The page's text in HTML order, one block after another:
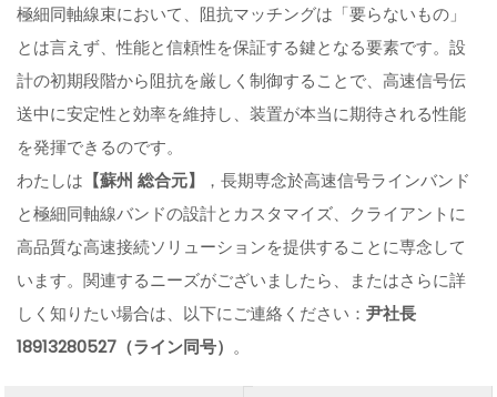
極細同軸線束において、阻抗マッチングは「要らないもの」
とは言えず、性能と信頼性を保証する鍵となる要素です。設
計の初期段階から阻抗を厳しく制御することで、高速信号伝
送中に安定性と効率を維持し、装置が本当に期待される性能
を発揮できるのです。
わたしは 【蘇州 総合元】
，長期専念於高速信号ラインバンド
と極細同軸線バンドの設計とカスタマイズ、クライアントに
高品質な高速接続ソリューションを提供することに専念して
います。関連するニーズがございましたら、またはさらに詳
しく知りたい場合は、以下にご連絡ください：尹社長
18913280527（ライン同号） 。